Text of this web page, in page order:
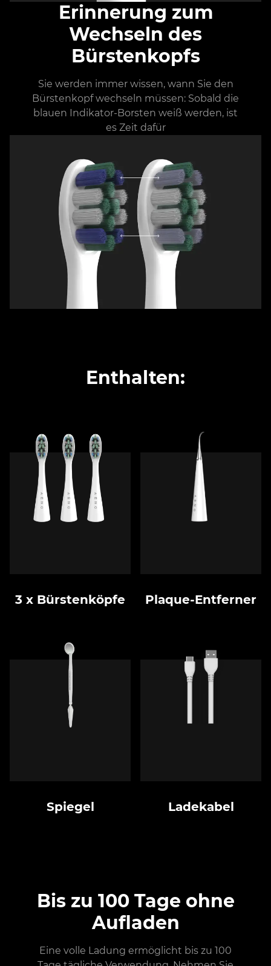
Erinnerung zum
Wechseln des
Bürstenkopfs
Sie werden immer wissen, wann Sie den
Bürstenkopf wechseln müssen: Sobald die
blauen Indikator-Borsten weiß werden, ist
es Zeit dafür
Enthalten:
3 x Bürstenköpfe Plaque-Entferner
Spiegel Ladekabel
Bis zu 100 Tage ohne
Aufladen
Eine volle Ladung ermöglicht bis zu 100